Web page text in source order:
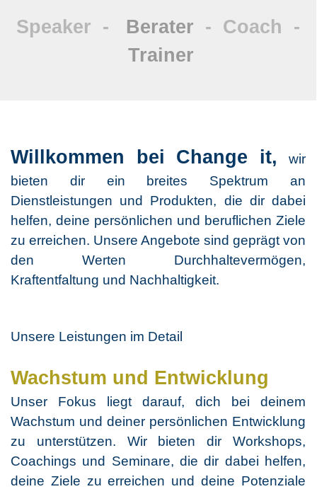
Speaker - Berater - Coach -
Trainer
Willkommen bei Change it,
wir
bieten dir ein breites Spektrum an
Dienstleistungen und Produkten, die dir dabei
helfen, deine persönlichen und beruflichen Ziele
zu erreichen. Unsere Angebote sind geprägt von
den Werten Durchhaltevermögen,
Kraftentfaltung und Nachhaltigkeit.
Unsere Leistungen im Detail
Wachstum und Entwicklung
Unser Fokus liegt darauf, dich bei deinem
Wachstum und deiner persönlichen Entwicklung
zu unterstützen. Wir bieten dir Workshops,
Coachings und Seminare, die dir dabei helfen,
deine Ziele zu erreichen und deine Potenziale